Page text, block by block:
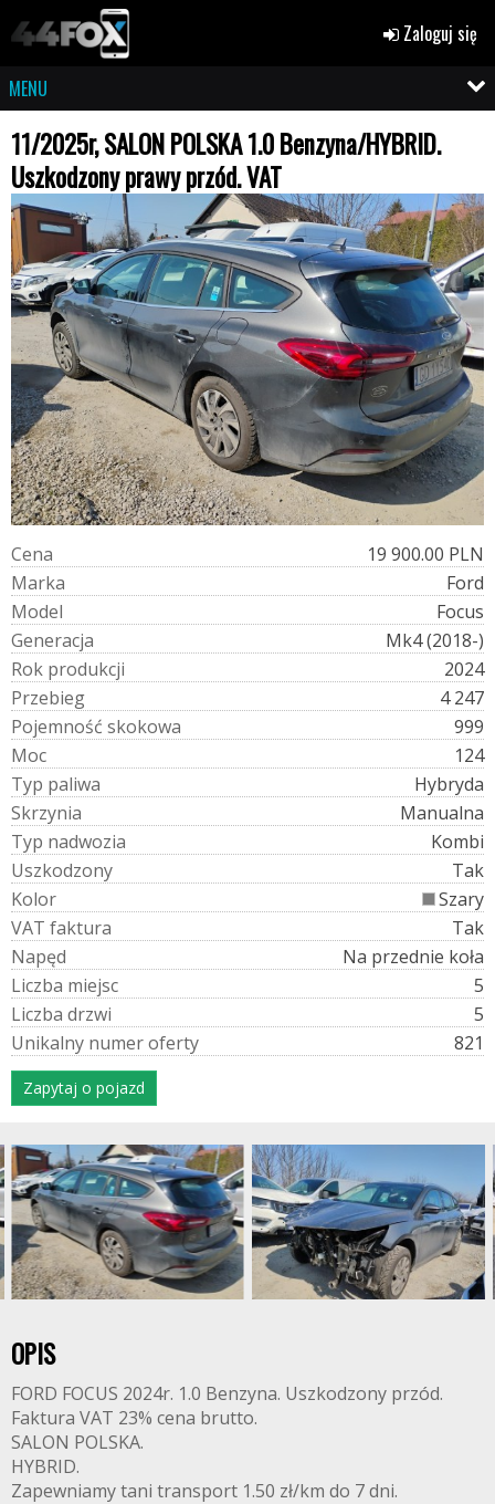
Zaloguj się
MENU
11/2025r, SALON POLSKA 1.0 Benzyna/HYBRID.
Uszkodzony prawy przód. VAT
Cena
19 900.00 PLN
Marka
Ford
Model
Focus
Generacja
Mk4 (2018-)
Rok produkcji
2024
Przebieg
4 247
Pojemność skokowa
999
Moc
124
Typ paliwa
Hybryda
Skrzynia
Manualna
Typ nadwozia
Kombi
Uszkodzony
Tak
Kolor
Szary
VAT faktura
Tak
Napęd
Na przednie koła
Liczba miejsc
5
Liczba drzwi
5
Unikalny numeroferty 821
Zapytaj o pojazd
OPIS
FORD FOCUS 2024r. 1.0 Benzyna. Uszkodzony przód.
Faktura VAT 23% cena brutto.
SALON POLSKA.
HYBRID.
Zapewniamy tani transport 1.50 zł/km do 7 dni.